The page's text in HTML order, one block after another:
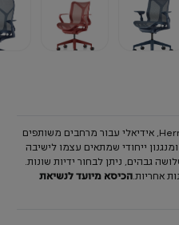
כיסא ארגונומי מבית המותג Herman Miller, אידיאלי עבור מרחבים משותפים
ייחודי שמתאים עצמו לישיבה
גבהים, ניתן לבחור ידיות שונות.
הכיסא מיועד לנשיאת